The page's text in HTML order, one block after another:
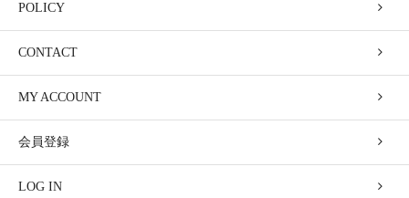
POLICY
CONTACT
MY ACCOUNT
会員登録
LOG IN